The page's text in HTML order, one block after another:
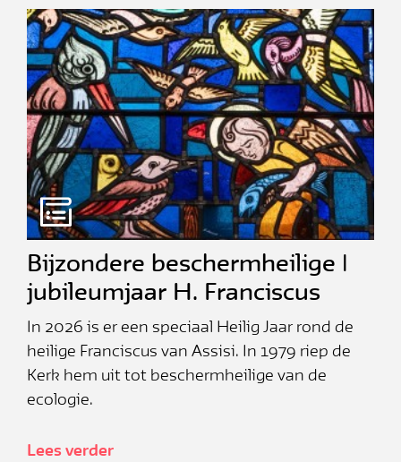
Bijzondere beschermheilige |
jubileumjaar H. Franciscus
In 2026 is er een speciaal Heilig Jaar rond de
heilige Franciscus van Assisi. In 1979 riep de
Kerk hem uit tot beschermheilige van de
ecologie.
Lees verder